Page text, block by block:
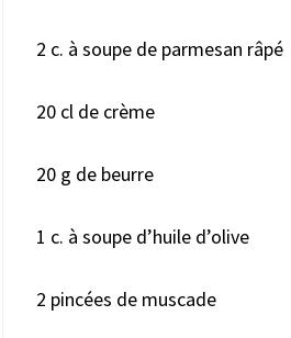
2 c. à soupe de parmesan râpé
20 cl de crème
20 g de beurre
1 c. à soupe d’huile d’olive
2 pincées de muscade